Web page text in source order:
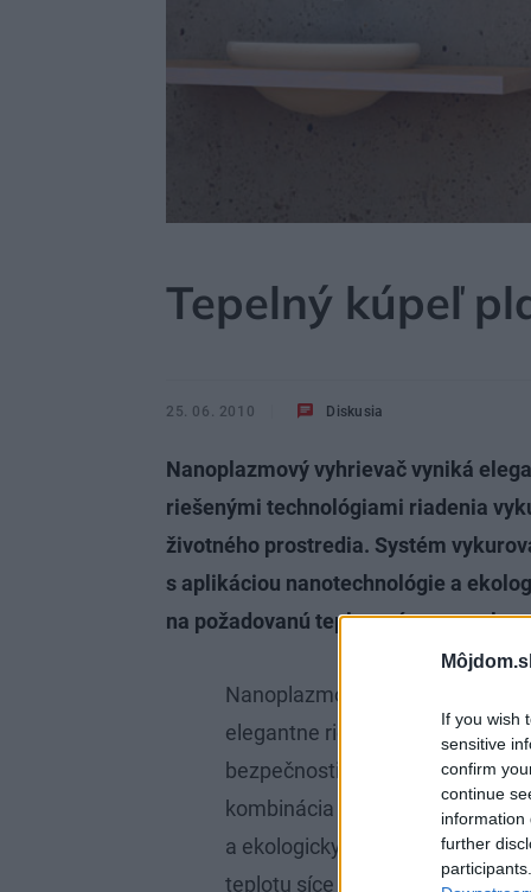
If you wish
sensitive
confirm
continue
information
further
Tepelný kúpeľ
25. 06. 2010 Diskusia
Nanoplazmový vyhrievač vyniká
riešenými technológiami riadenia
životného prostredia. Systém
s aplikáciou nanotechnológie a
na požadovanú teplotu síce
Nanoplazmový vyhrievač
elegantne riešenými
bezpečnosti a ochrany
kombinácia tepelného
a ekologicky neškodného skla.
teplotu síce nanoplazmové